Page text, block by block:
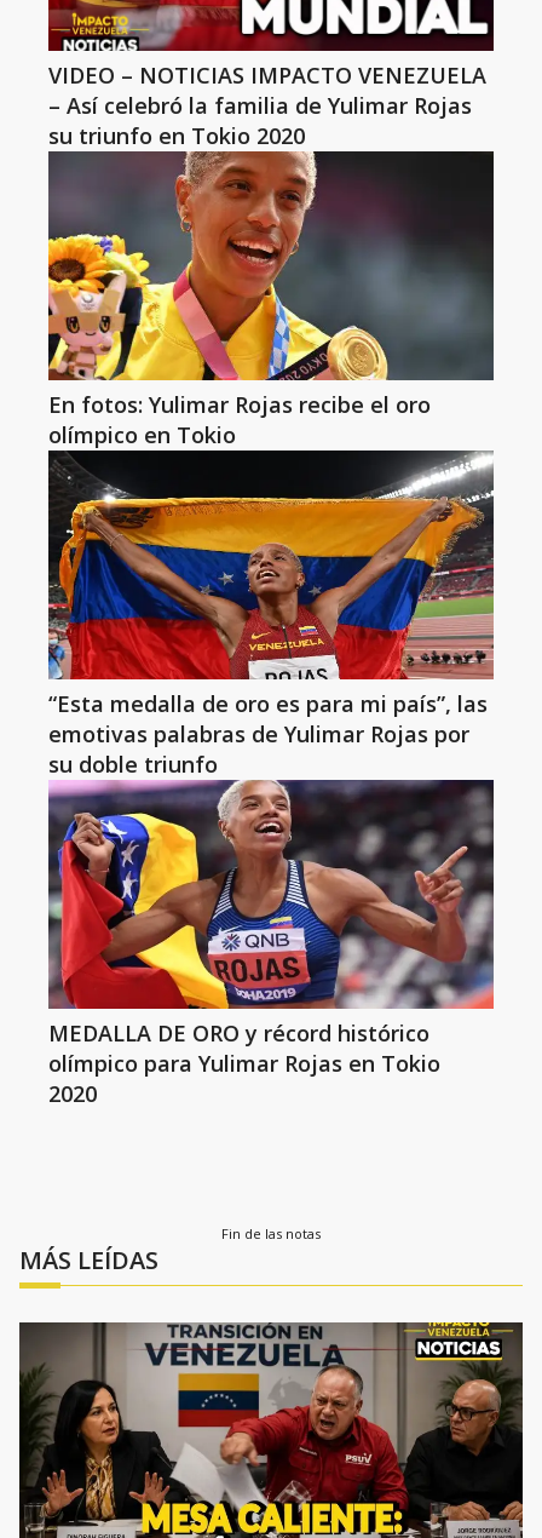
VIDEO – NOTICIAS IMPACTO VENEZUELA
– Así celebró la familia de Yulimar Rojas
su triunfo en Tokio 2020
En fotos: Yulimar Rojas recibe el oro
olímpico en Tokio
“Esta medalla de oro es para mi país”, las
emotivas palabras de Yulimar Rojas por
su doble triunfo
MEDALLA DE ORO y récord histórico
olímpico para Yulimar Rojas en Tokio
2020
Fin de las notas
MÁS LEÍDAS